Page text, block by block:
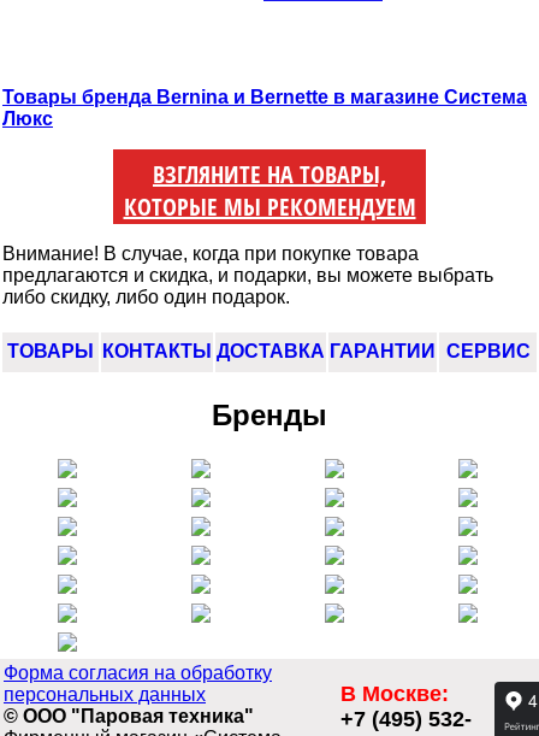
Товары бренда Bernina и Bernette в магазине Система
Люкс
ВЗГЛЯНИТЕ НА ТОВАРЫ,
КОТОРЫЕ МЫ РЕКОМЕНДУЕМ
Внимание! В случае, когда при покупке товара
предлагаются и скидка, и подарки, вы можете выбрать
либо скидку, либо один подарок.
ТОВАРЫ КОНТАКТЫ ДОСТАВКА ГАРАНТИИ СЕРВИС
Бренды
Форма согласия на обработку
персональных данных
© ООО "Паровая техника"
В Москве:
+7 (495) 532-